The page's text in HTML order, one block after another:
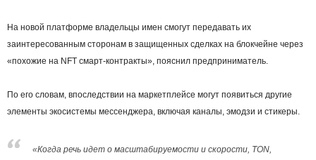
На новой платформе владельцы имен смогут передавать их
заинтересованным сторонам в защищенных сделках на блокчейне через
«похожие на NFT смарт-контракты», пояснил предприниматель.
По его словам, впоследствии на маркетплейсе могут появиться другие
элементы экосистемы мессенджера, включая каналы, эмодзи и стикеры.
«Когда речь идет о масштабируемости и скорости, TON,